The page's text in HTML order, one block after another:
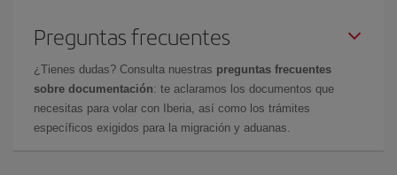
Preguntas frecuentes
¿Tienes dudas? Consulta nuestras preguntas frecuentes
sobre documentación: te aclaramos los documentos que
necesitas para volar con Iberia, así como los trámites
específicos exigidos para la migración y aduanas.